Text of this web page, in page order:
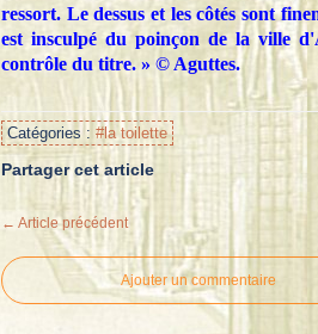
ressort. Le dessus et les côtés sont
est insculpé du poinçon de la ville
contrôle du titre. » © Aguttes.
Catégories : #la toilette
Partager cet article
← Article précédent
Ajouter un commentaire